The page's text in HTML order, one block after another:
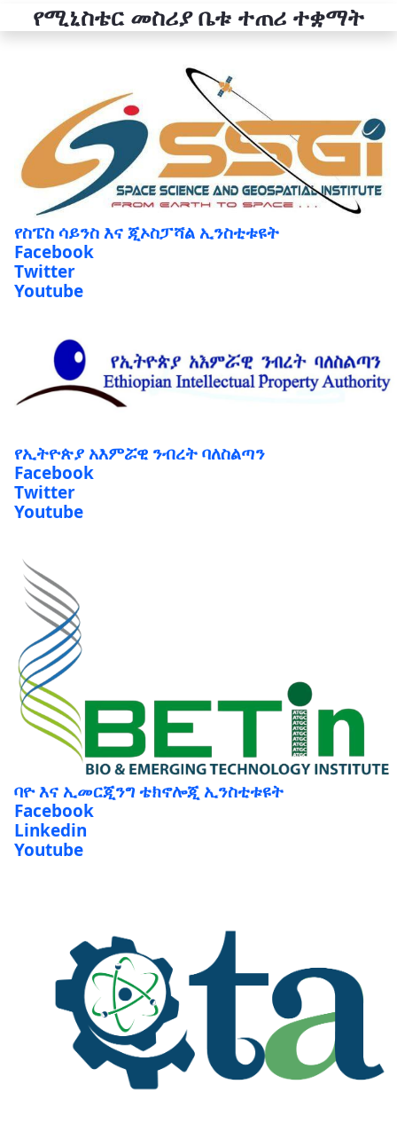
የሚኒስቴር መስሪያ ቤቱ ተጠሪ ተቋማት
የስፔስ ሳይንስ እና ጂኦስፓሻል ኢንስቲቱዩት
Facebook
Twitter
Youtube
የኢትዮጵያ አእምሯዊ ንብረት ባለስልጣን
Facebook
Twitter
Youtube
ባዮ እና ኢመርጂንግ ቴክኖሎጂ ኢንስቲቱዩት
Facebook
Linkedin
Youtube